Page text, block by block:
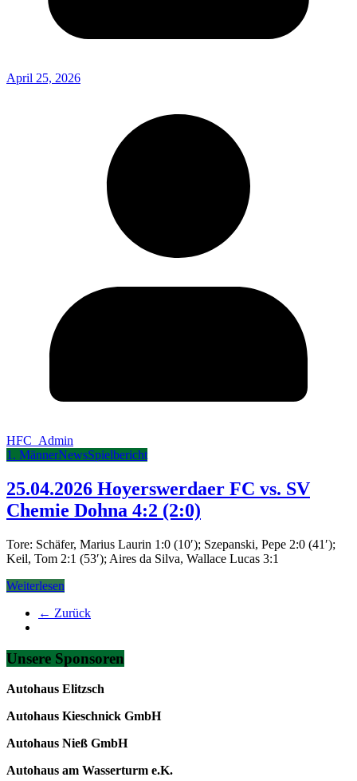
April 25, 2026
HFC_Admin
1. MännerNewsSpielbericht
25.04.2026 Hoyerswerdaer FC vs. SV
Chemie Dohna 4:2 (2:0)
Tore: Schäfer, Marius Laurin 1:0 (10′); Szepanski, Pepe 2:0 (41′);
Keil, Tom 2:1 (53′); Aires da Silva, Wallace Lucas 3:1
Weiterlesen
← Zurück
Unsere Sponsoren
Autohaus Elitzsch
Autohaus Kieschnick GmbH
Autohaus Nieß GmbH
Autohaus am Wasserturm e.K.